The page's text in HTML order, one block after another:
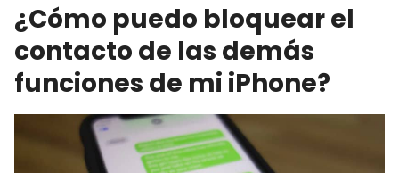
¿Cómo puedo bloquear el
contacto de las demás
funciones de mi iPhone?